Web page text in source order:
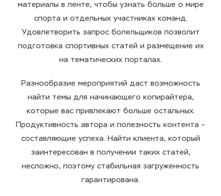
материалы в ленте, чтобы узнать больше о мире
спорта и отдельных участниках команд.
Удовлетворить запрос болельщиков позволит
подготовка спортивных статей и размещение их
на тематических порталах.
Разнообразие мероприятий даст возможность
найти темы для начинающего копирайтера,
которые вас привлекают больше остальных.
Продуктивность автора и полезность контента –
составляющие успеха. Найти клиента, который
заинтересован в получении таких статей,
несложно, поэтому стабильная загруженность
гарантирована.